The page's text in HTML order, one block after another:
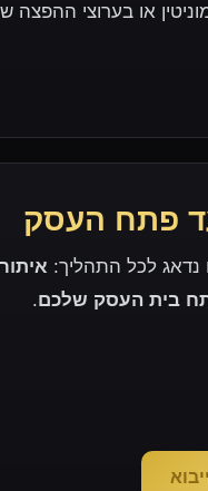
או בערוצי ההפצה
עד פתח העסק
נדאג לכל התהליך:
בית העסק שלכם.